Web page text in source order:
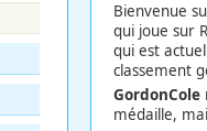
Bienvenue
qui joue sur
qui est
classement
GordonCole
médaille,